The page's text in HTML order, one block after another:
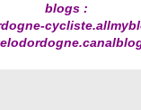
blogs :